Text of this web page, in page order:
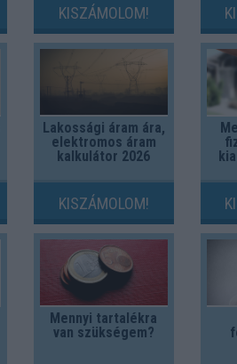
KISZÁMOLOM!
Lakossági áram ára,
elektromos áram
kalkulátor 2026
KISZÁMOLOM!
Mennyi tartalékra
van szükségem?